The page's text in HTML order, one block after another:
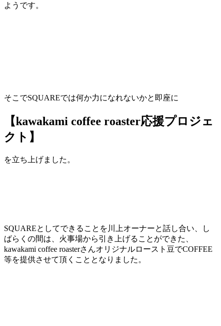
ようです。
そこでSQUAREでは何か力になれないかと即座に
【kawakami coffee roaster応援プロジェ
クト】
を立ち上げました。
SQUAREとしてできることを川上オーナーと話し合い、し
ばらくの間は、火事場から引き上げることができた、
kawakami coffee roasterさんオリジナルロースト豆でCOFFEE
等を提供させて頂くこととなりました。